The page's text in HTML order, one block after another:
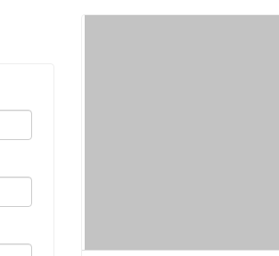
Arbeitshandschuhe